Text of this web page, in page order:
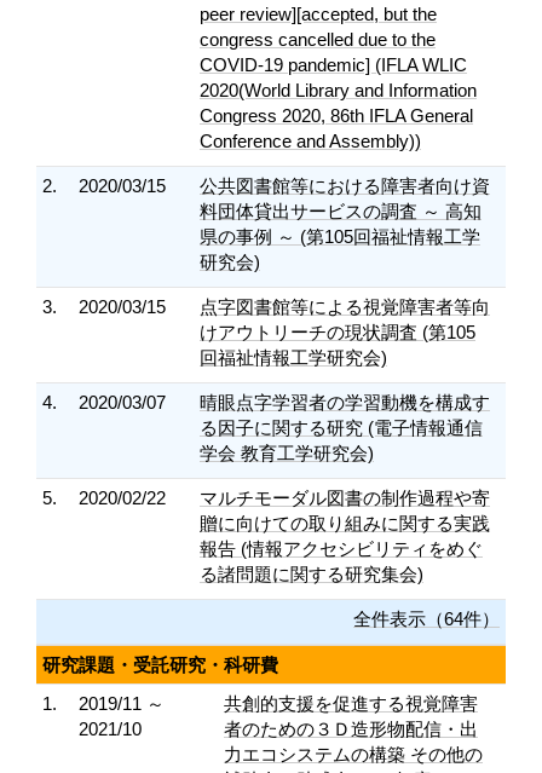
peer review][accepted, but the
congress cancelled due to the
COVID-19 pandemic] (IFLA WLIC
2020(World Library and Information
Congress 2020, 86th IFLA General
Conference and Assembly))
2. 2020/03/15
公共図書館等における障害者向け資
料団体貸出サービスの調査 ～ 高知
県の事例 ～ (第105回福祉情報工学
研究会)
3. 2020/03/15
点字図書館等による視覚障害者等向
けアウトリーチの現状調査 (第105
回福祉情報工学研究会)
4. 2020/03/07
晴眼点字学習者の学習動機を構成す
る因子に関する研究 (電子情報通信
学会 教育工学研究会)
5. 2020/02/22
マルチモーダル図書の制作過程や寄
贈に向けての取り組みに関する実践
報告 (情報アクセシビリティをめぐ
る諸問題に関する研究集会)
全件表示（64件）
研究課題・受託研究・科研費
1.
2019/11 ～
2021/10
共創的支援を促進する視覚障害
者のための３Ｄ造形物配信・出
力エコシステムの構築 その他の